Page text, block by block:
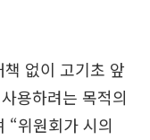
없이 고기초 앞
용하려는 목적의
“위원회가 시의